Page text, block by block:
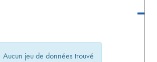
Aucun jeu de données trouvé